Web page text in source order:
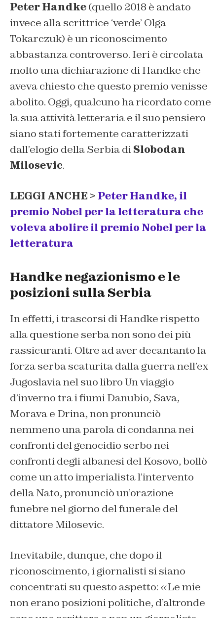
Peter Handke(quello 2018 è andato
invece alla scrittrice ‘verde’ Olga
Tokarczuk) è un riconoscimento
abbastanza controverso. Ieri è circolata
molto una dichiarazione di Handke che
aveva chiesto che questo premio venisse
abolito. Oggi, qualcuno ha ricordato come
la sua attività letteraria e il suo pensiero
siano stati fortemente caratterizzati
dall’elogio della Serbia diSlobodan
Milosevic.
LEGGI ANCHE > Peter Handke, il
premio Nobel per la letteratura che
voleva abolire il premio Nobel per la
letteratura
Handke negazionismo e le
posizioni sulla Serbia
In effetti, i trascorsi di Handke rispetto
alla questione serba non sono dei più
rassicuranti. Oltre ad aver decantanto la
forza serba scaturita dalla guerra nell’ex
Jugoslavia nel suo libroUn viaggio
d’inverno tra i fiumi Danubio, Sava,
Morava e Drina,non pronunciò
nemmeno una parola di condanna nei
confronti del genocidio serbo nei
confronti degli albanesi del Kosovo, bollò
come un atto imperialista l’intervento
della Nato, pronunciò un’orazione
funebre nel giorno del funerale del
dittatore Milosevic.
Inevitabile, dunque, che dopo il
riconoscimento, i giornalisti si siano
concentrati su questo aspetto: «Le mie
non erano posizioni politiche, d’altronde